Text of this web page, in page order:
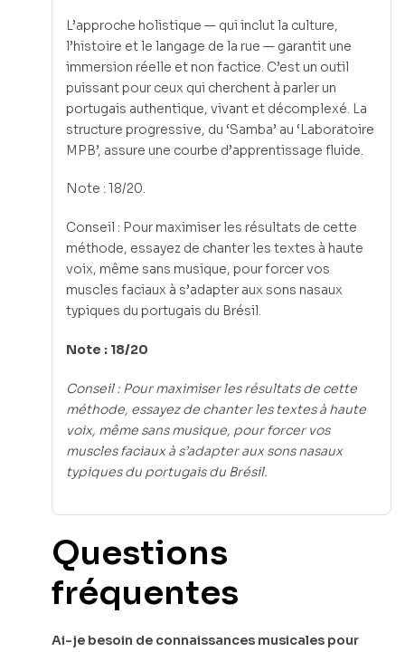
L’approche holistique — qui inclut la culture,
l’histoire et le langage de la rue — garantit une
immersion réelle et non factice. C’est un outil
puissant pour ceux qui cherchent à parler un
portugais authentique, vivant et décomplexé. La
structure progressive, du ‘Samba’ au ‘Laboratoire
MPB’, assure une courbe d’apprentissage fluide.
Note : 18/20.
Conseil : Pour maximiser les résultats de cette
méthode, essayez de chanter les textes à haute
voix, même sans musique, pour forcer vos
muscles faciaux à s’adapter aux sons nasaux
typiques du portugais du Brésil.
Note : 18/20
Conseil : Pour maximiser les résultats de cette
méthode, essayez de chanter les textes à haute
voix, même sans musique, pour forcer vos
muscles faciaux à s’adapter aux sons nasaux
typiques du portugais du Brésil.
Questions
fréquentes
Ai-je besoin de connaissances musicales pour